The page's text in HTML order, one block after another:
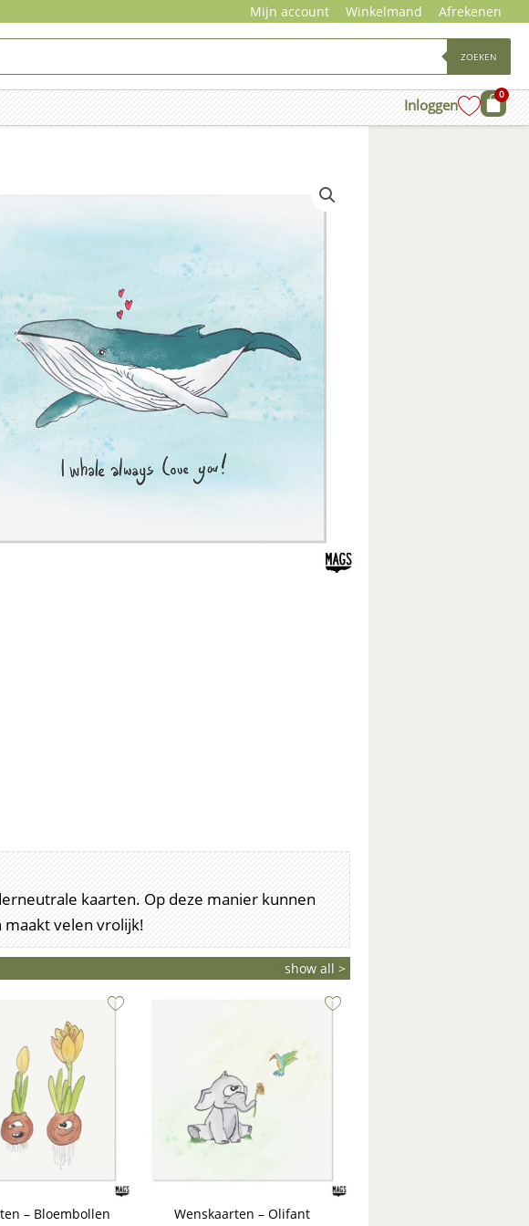
Mijn account Winkelmand Afrekenen
ZOEKEN
Inloggen
0
kaarten. Op deze manier kunnen
maakt velen vrolijk!
show all >
– Bloembollen Wenskaarten – Olifant